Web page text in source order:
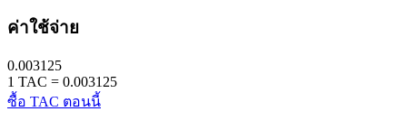
ค่าใช้จ่าย
0.003125
1 TAC = 0.003125
ซื้อ TAC ตอนนี้